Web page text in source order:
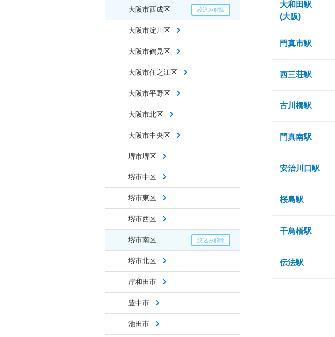
大阪市西成区
大阪市淀川区
大阪市鶴見区
大阪市住之江区
大阪市平野区
大阪市北区
大阪市中央区
堺市堺区
堺市中区
堺市東区
堺市西区
堺市南区
堺市北区
岸和田市
豊中市
池田市
大和田駅
(大阪)
門真市駅
西三荘駅
古川橋駅
門真南駅
安治川口駅
桜島駅
千鳥橋駅
伝法駅